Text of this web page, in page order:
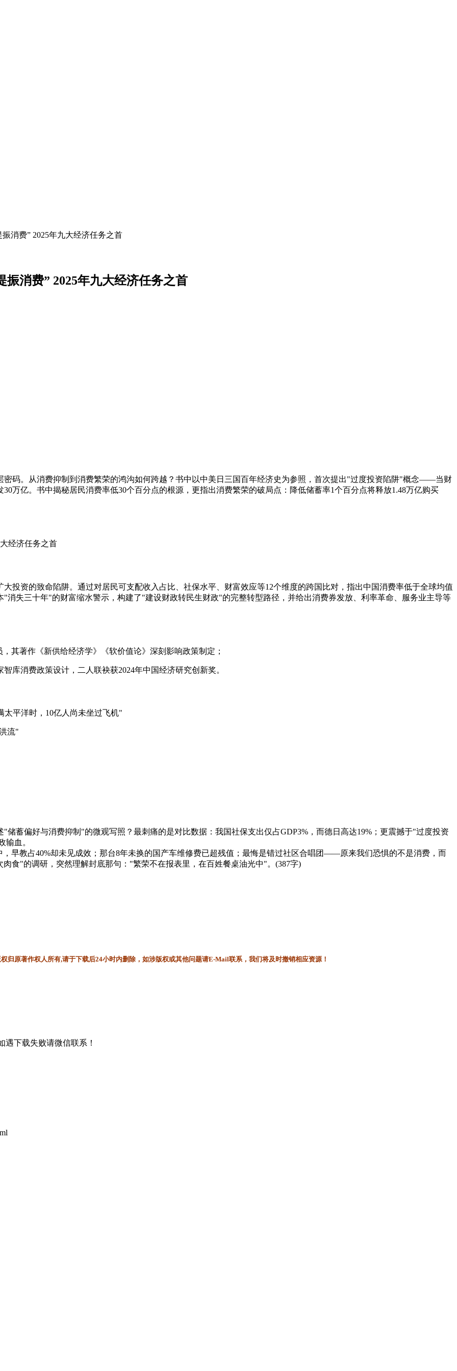
消费” 2025年九大经济任务之首
消费” 2025年九大经济任务之首
密码。从消费抑制到消费繁荣的鸿沟如何跨越？书中以中美日三国百年经济史为参照，首次提出"过度投资陷阱"概念——当财
万亿。书中揭秘居民消费率低30个百分点的根源，更指出消费繁荣的破局点：降低储蓄率1个百分点将释放1.48万亿购买
投资的致命陷阱。通过对居民可支配收入占比、社保水平、财富效应等12个维度的跨国比对，指出中国消费率低于全球均值
消失三十年"的财富缩水警示，构建了"建设财政转民生财政"的完整转型路径，并给出消费券发放、利率革命、服务业主导等
其著作《新供给经济学》《软价值论》深刻影响政策制定；
库消费政策设计，二人联袂获2024年中国经济研究创新奖。
平洋时，10亿人尚未坐过飞机"
流"
蓄偏好与消费抑制"的微观写照？最刺痛的是对比数据：我国社保支出仅占GDP3%，而德日高达19%；更震撼于"过度投资
输血。
早教占40%却未见成效；那台8年未换的国产车维修费已超残值；最悔是错过社区合唱团——原来我们恐惧的不是消费，而
食"的调研，突然理解封底那句："繁荣不在报表里，在百姓餐桌油光中"。(387字)
归原著作权人所有,请于下载后24小时内删除，如涉版权或其他问题请E-Mail联系，我们将及时撤销相应资源！
遇下载失败请微信联系！